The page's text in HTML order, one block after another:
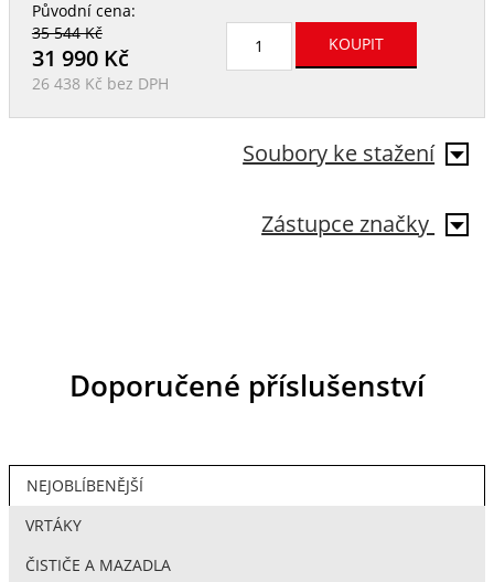
Původní cena:
35 544 Kč
31 990Kč
26 438 Kč bez DPH
Soubory ke stažení
Zástupce značky
Doporučené příslušenství
NEJOBLÍBENĚJŠÍ
VRTÁKY
ČISTIČE A MAZADLA